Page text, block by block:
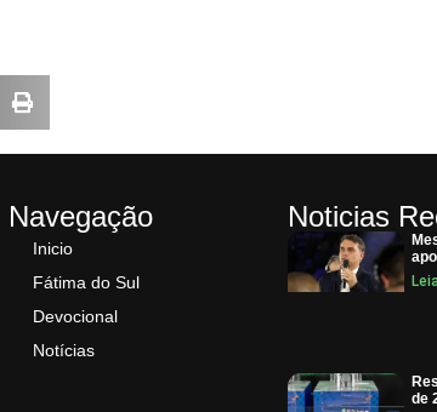
Navegação
Inicio
Fátima do Sul
Devocional
Notícias
Noticias
de